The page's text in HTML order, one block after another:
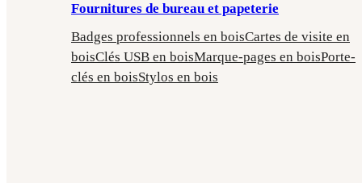
Fournitures de bureau et papeterie
Badges professionnels en boisCartes de visite en
boisClés USB en boisMarque-pages en boisPorte-
clés en boisStylos en bois